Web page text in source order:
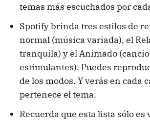
temas más escuchados por
Spotify brinda tres estilos de
normal (música variada), el
tranquila) y el Animado
estimulantes). Puedes
de los modos. Y verás en cada
pertenece el tema.
Recuerda que esta lista sólo es